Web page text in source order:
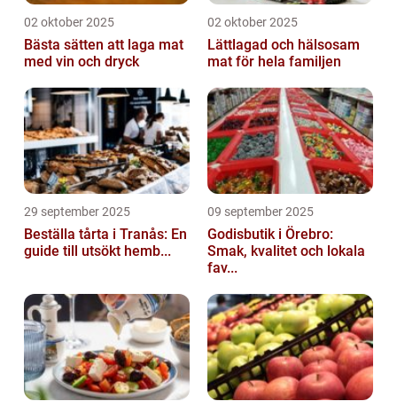
02 oktober 2025
Bästa sätten att laga mat
med vin och dryck
02 oktober 2025
Lättlagad och hälsosam
mat för hela familjen
29 september 2025
Beställa tårta i Tranås: En
guide till utsökt hemb...
09 september 2025
Godisbutik i Örebro:
Smak, kvalitet och lokala
fav...